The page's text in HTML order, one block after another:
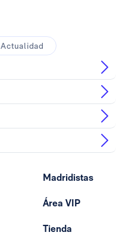
Actualidad
Madridistas
Área VIP
Tienda